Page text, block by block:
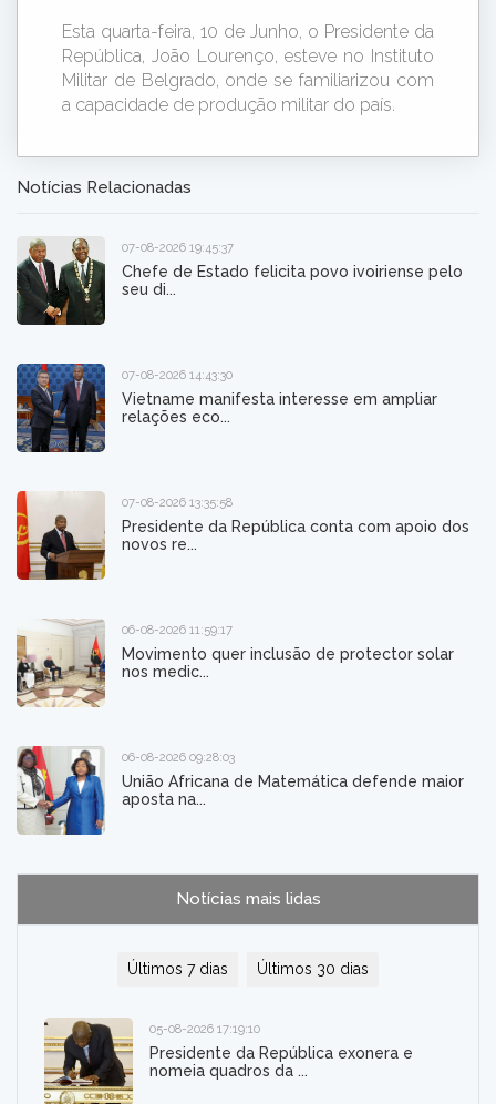
Esta quarta-feira, 10 de Junho, o Presidente da
República, João Lourenço, esteve no Instituto
Militar de Belgrado, onde se familiarizou com
a capacidade de produção militar do país.
Notícias Relacionadas
07-08-2026 19:45:37
Chefe de Estado felicita povo ivoiriense pelo
seu di...
07-08-2026 14:43:30
Vietname manifesta interesse em ampliar
relações eco...
07-08-2026 13:35:58
Presidente da República conta com apoio dos
novos re...
06-08-2026 11:59:17
Movimento quer inclusão de protector solar
nos medic...
06-08-2026 09:28:03
União Africana de Matemática defende maior
aposta na...
Notícias mais lidas
Últimos 7 dias Últimos 30 dias
05-08-2026 17:19:10
Presidente da República exonera e
nomeia quadros da ...